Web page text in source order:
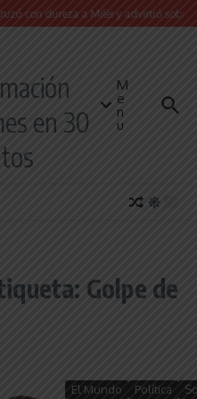
con dureza a Milei y advirtió sobre
en 30
M
e
n
u
Golpe de
El Mundo Política